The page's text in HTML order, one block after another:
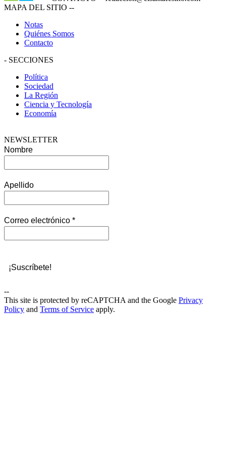
MAPA DEL SITIO --
Notas
Quiénes Somos
Contacto
- SECCIONES
Política
Sociedad
La Región
Ciencia y Tecnología
Economía
NEWSLETTER
Nombre
Apellido
Correo electrónico *
--
This site is protected by reCAPTCHA and the Google Privacy
Policy and Terms of Service apply.